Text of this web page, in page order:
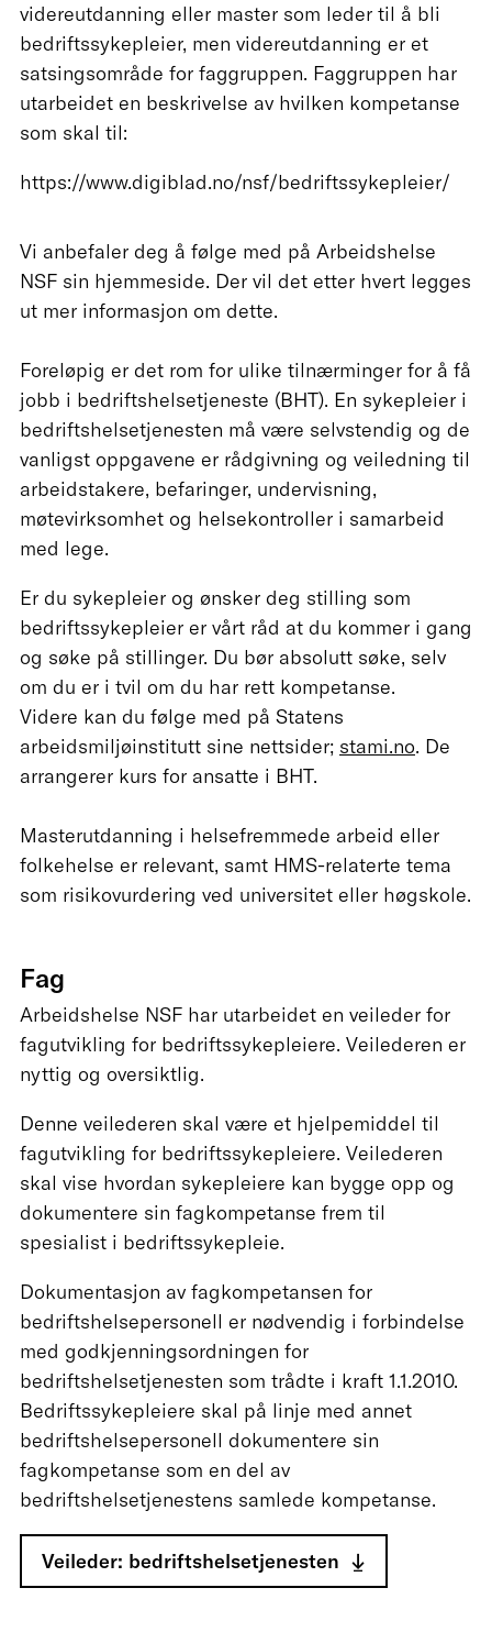
videreutdanning eller master som leder til å bli
bedriftssykepleier, men videreutdanning er et
satsingsområde for faggruppen. Faggruppen har
utarbeidet en beskrivelse av hvilken kompetanse
som skal til:
https://www.digiblad.no/nsf/bedriftssykepleier/
Vi anbefaler deg å følge med på Arbeidshelse
NSF sin hjemmeside. Der vil det etter hvert legges
ut mer informasjon om dette.
Foreløpig er det rom for ulike tilnærminger for å få
jobb i bedriftshelsetjeneste (BHT). En sykepleier i
bedriftshelsetjenesten må være selvstendig og de
vanligst oppgavene er rådgivning og veiledning til
arbeidstakere, befaringer, undervisning,
møtevirksomhet og helsekontroller i samarbeid
med lege.
Er du sykepleier og ønsker deg stilling som
bedriftssykepleier er vårt råd at du kommer i gang
og søke på stillinger. Du bør absolutt søke, selv
om du er i tvil om du har rett kompetanse.
Videre kan du følge med på Statens
arbeidsmiljøinstitutt sine nettsider; stami.no. De
arrangerer kurs for ansatte i BHT.
Masterutdanning i helsefremmede arbeid eller
folkehelse er relevant, samt HMS-relaterte tema
som risikovurdering ved universitet eller høgskole.
Fag
Arbeidshelse NSF har utarbeidet en veileder for
fagutvikling for bedriftssykepleiere. Veilederen er
nyttig og oversiktlig.
Denne veilederen skal være et hjelpemiddel til
fagutvikling for bedriftssykepleiere. Veilederen
skal vise hvordan sykepleiere kan bygge opp og
dokumentere sin fagkompetanse frem til
spesialist i bedriftssykepleie.
Dokumentasjon av fagkompetansen for
bedriftshelsepersonell er nødvendig i forbindelse
med godkjenningsordningen for
bedriftshelsetjenesten som trådte i kraft 1.1.2010.
Bedriftssykepleiere skal på linje med annet
bedriftshelsepersonell dokumentere sin
fagkompetanse som en del av
bedriftshelsetjenestens samlede kompetanse.
Veileder: bedriftshelsetjenesten